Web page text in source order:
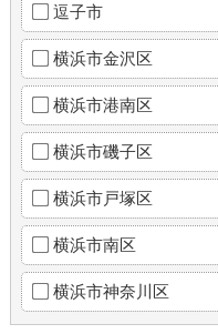
逗子市
横浜市金沢区
横浜市港南区
横浜市磯子区
横浜市戸塚区
横浜市南区
横浜市神奈川区